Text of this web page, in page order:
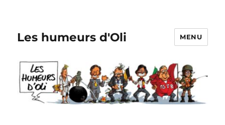
Les humeurs d'Oli MENU